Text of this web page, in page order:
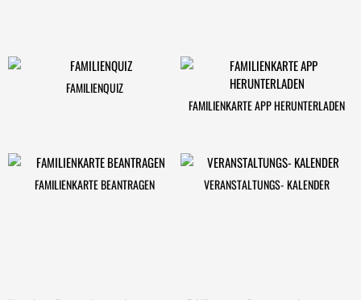
FAMILIENQUIZ
FAMILIENKARTE APP HERUNTERLADEN
FAMILIENKARTE BEANTRAGEN VERANSTALTUNGS- KALENDER